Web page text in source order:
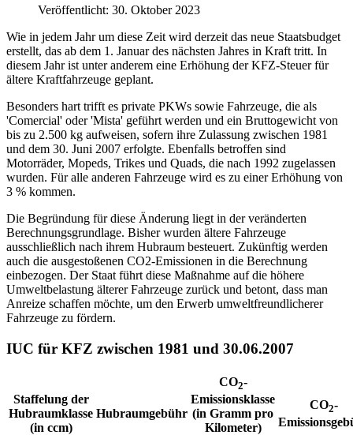
Veröffentlicht: 30. Oktober 2023
Wie in jedem Jahr um diese Zeit wird derzeit das neue Staatsbudget
erstellt, das ab dem 1. Januar des nächsten Jahres in Kraft tritt. In
diesem Jahr ist unter anderem eine Erhöhung der KFZ-Steuer für
ältere Kraftfahrzeuge geplant.
Besonders hart trifft es private PKWs sowie Fahrzeuge, die als
'Comercial' oder 'Mista' geführt werden und ein Bruttogewicht von
bis zu 2.500 kg aufweisen, sofern ihre Zulassung zwischen 1981
und dem 30. Juni 2007 erfolgte. Ebenfalls betroffen sind
Motorräder, Mopeds, Trikes und Quads, die nach 1992 zugelassen
wurden. Für alle anderen Fahrzeuge wird es zu einer Erhöhung von
3 % kommen.
Die Begründung für diese Änderung liegt in der veränderten
Berechnungsgrundlage. Bisher wurden ältere Fahrzeuge
ausschließlich nach ihrem Hubraum besteuert. Zukünftig werden
auch die ausgestoßenen CO2-Emissionen in die Berechnung
einbezogen. Der Staat führt diese Maßnahme auf die höhere
Umweltbelastung älterer Fahrzeuge zurück und betont, dass man
Anreize schaffen möchte, um den Erwerb umweltfreundlicherer
Fahrzeuge zu fördern.
IUC für KFZ zwischen 1981 und 30.06.2007
Staffelung der
Hubraumklasse
(in ccm)
Hubraumgebühr
CO2-
Emissionsklasse
(in Gramm pro
Kilometer)
CO2-